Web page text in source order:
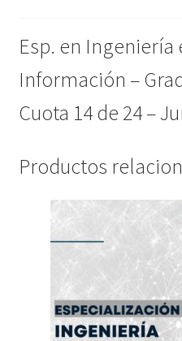
Esp. en Ingeniería
Información –
Cuota 14 de 24 –
Productos